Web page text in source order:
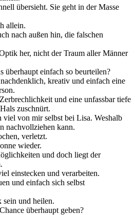
übersieht. Sie geht in der Masse
allein.
nach außen hin, die falschen
her, nicht der Traum aller Männer
überhaupt einfach so beurteilen?
kreativ und einfach eine
und eine unfassbar tiefe
zuschnürt.
viel von mir selbst bei Lisa. Weshalb
nachvollziehen kann.
verletzt.
wieder.
und doch liegt der
einstecken und verarbeiten.
und einfach sich selbst
sein und heilen.
überhaupt geben?